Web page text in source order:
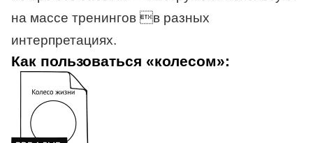
на массе тренингов в разных
интерпретациях.
Как пользоваться «колесом»: